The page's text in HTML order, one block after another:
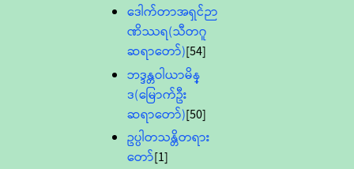
ဒေါက်တာအရှင်ဉာ
ဏိဿရ(သီတဂူ
ဆရာတော်)[54]
ဘဒ္ဒန္တဝါယာမိန္
ဒ(မြောက်ဦး
ဆရာတော်)[50]
ဥပ္ပါတသန္တိတရား
တော်[1]